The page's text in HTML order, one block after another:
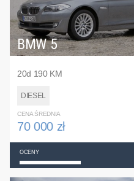
BMW 5
20d 190 KM
DIESEL
CENA ŚREDNIA
70 000 zł
OCENY